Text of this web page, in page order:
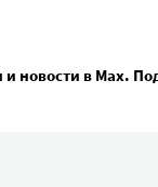
и новости в Max.